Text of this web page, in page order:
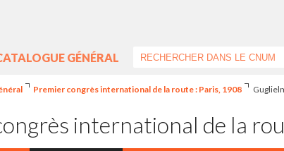
GÉNÉRAL
Premier congrès international de la route : Paris, 1908
international de la